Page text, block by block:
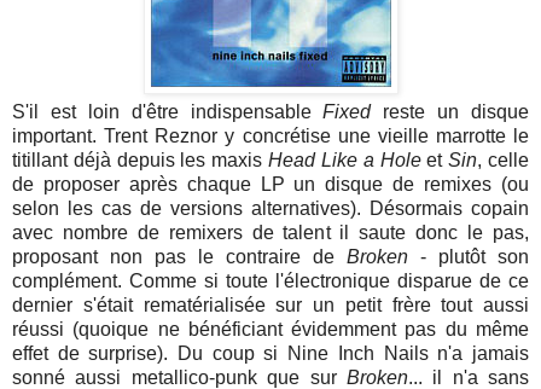
S'il est loin d'être indispensableFixedreste un disque
important. Trent Reznor y concrétise une vieille marrotte le
titillant déjà depuis les maxisHead Like a HoleetSin, celle
de proposer après chaque LP un disque de remixes (ou
selon les cas de versions alternatives). Désormais copain
avec nombre de remixers de talent il saute donc le pas,
proposant non pas le contraire de Broken - plutôt son
complément. Comme si toute l'électronique disparue de ce
dernier s'était rematérialisée sur un petit frère tout aussi
réussi (quoique ne bénéficiant évidemment pas du même
effet de surprise). Du coup si Nine Inch Nails n'a jamais
sonné aussi metallico-punk que sur Broken... il n'a sans